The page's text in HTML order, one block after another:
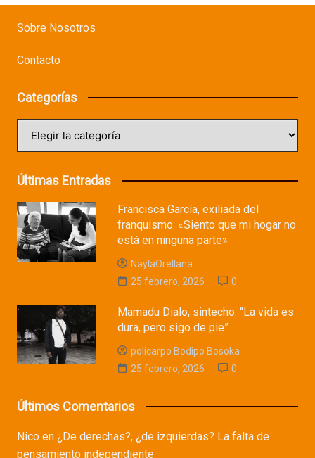
Sobre Nosotros
Contacto
Categorías
Últimas Entradas
Francisca García, exiliada del
franquismo: «Siento que mi hogar no
está en ninguna parte»
NaylaOrellana
25 febrero, 2026
0
Mamadu Dialo, sintecho: “La vida es
dura, pero sigo de pie”
policarpo Bodipo Bosoka
25 febrero, 2026
0
Últimos Comentarios
Nicoen ¿De derechas?, ¿de izquierdas? La falta de
pensamiento independiente